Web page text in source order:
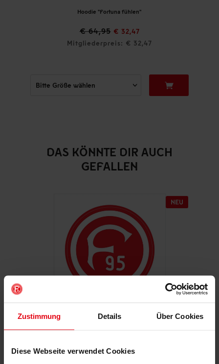
Zustimmung Details Über Cookies
Diese Webseite verwendet Cookies
Hoodie "Fortuna fühlen"
€ 64,95 € 32,47
Mitgliederpreis: € 32,47
DAS KÖNNTE DIR AUCH
GEFALLEN